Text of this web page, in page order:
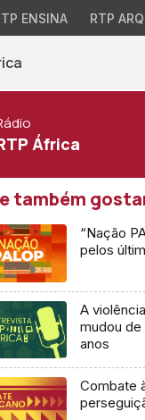
ENSINA RTP
África
também
“Nação
pelos
A
mudou de
anos
Combate